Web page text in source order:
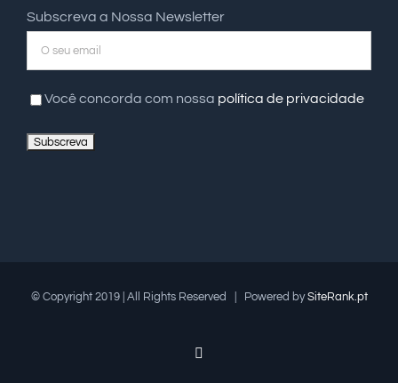
Subscreva a Nossa Newsletter
Você concorda com nossa política de privacidade
© Copyright 2019 | All Rights Reserved | Powered bySiteRank.pt